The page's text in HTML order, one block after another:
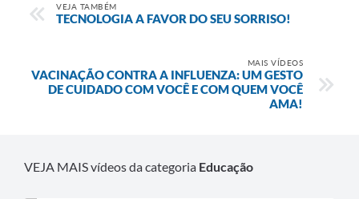
VEJA TAMBÉM
TECNOLOGIA A FAVOR DO SEU SORRISO!
MAIS VÍDEOS
VACINAÇÃO CONTRA A INFLUENZA: UM GESTO
DE CUIDADO COM VOCÊ E COM QUEM VOCÊ
AMA!
VEJA MAIS vídeos da categoria Educação